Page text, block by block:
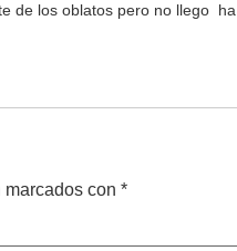
de los oblatos pero no llego ha
marcados con *